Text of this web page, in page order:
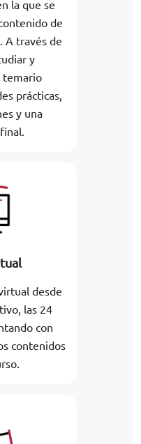
la que se
de
A través de
y
temario
prácticas,
y una
desde
las 24
con
contenidos